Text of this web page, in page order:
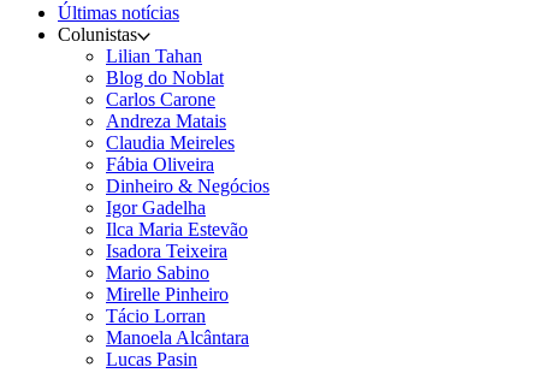
Últimas notícias
Colunistas
Lilian Tahan
Blog do Noblat
Carlos Carone
Andreza Matais
Claudia Meireles
Fábia Oliveira
Dinheiro & Negócios
Igor Gadelha
Ilca Maria Estevão
Isadora Teixeira
Mario Sabino
Mirelle Pinheiro
Tácio Lorran
Manoela Alcântara
Lucas Pasin